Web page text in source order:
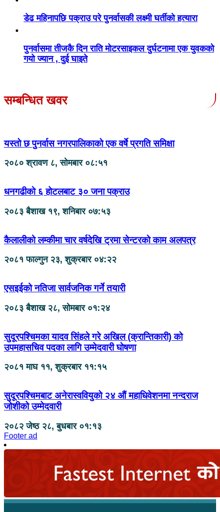
डेढ महिनापछि पक्राउ परे पुनर्वासकी लक्ष्मी घर्तीको हत्यारा
पुनर्वासमा तीजकै दिन राति मोटरसाइकल दुर्घटनामा एक युवकको
गयो ज्यान , दुई घाइते
सम्बन्धित खवर
यस्तो छ पुनर्वास नगरपालिकाको एक वर्षे प्रगति समिक्षा
२०८० श्रावण ८, सोमबार ०८:५१
धनगढीको ६ होटलबाट ३० जना पक्राउ
२०८३ बैशाख १९, शनिबार ०७:५३
कैलालीको लम्कीमा चार वर्षदेखि ट्रमा सेन्टरको काम अलपत्र
२०८१ फाल्गुन २३, शुक्रबार ०४:२२
एसइईको नतिजा सार्वजनिक गर्ने तयारी
२०८३ बैशाख २८, सोमबार ०१:२४
सुदूरपश्चिमका यादव सिंहले गरे अखिल (क्रान्तिकारी) को
उपमहासचिव पदका लागि उम्मेदवारी घोषणा
२०८१ माघ ११, शुक्रबार ११:१५
सुदूरपश्चिमबाट अनेरास्ववियुको २४ औं महाधिवेशनमा नन्दराज
जोशीको उम्मेदवारी
२०८२ जेष्ठ २८, बुधबार ०१:१३
Footer ad